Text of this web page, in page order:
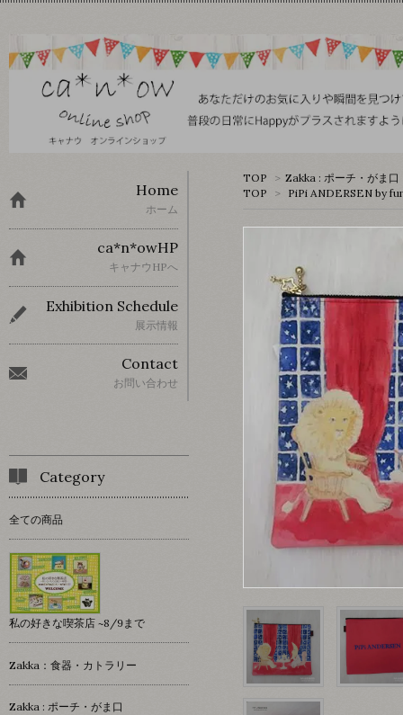
TOP > Zakka : ポーチ・がま口
TOP
> PiPi ANDERSEN by
Home
ホーム
ca*n*owHP
キャナウHPへ
Exhibition Schedule
展示情報
Contact
お問い合わせ
Category
全ての商品
私の好きな喫茶店 ~8/9まで
Zakka：食器・カトラリー
Zakka : ポーチ・がま口